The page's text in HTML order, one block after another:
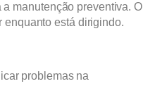
manutenção preventiva. O
enquanto está dirigindo.
problemas na